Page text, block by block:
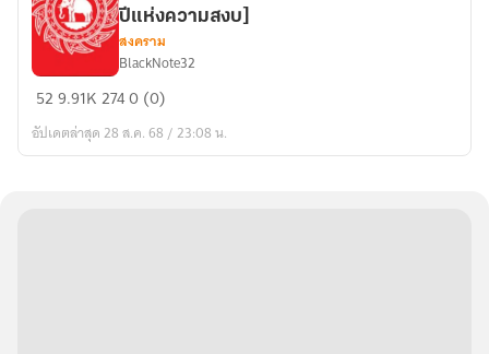
การ
ผงาด
ของ
จักรพรรดิ
เปลี่ยนแปลง
ในปี
ปีแห่งความสงบ]
สงคราม
BlackNote32
529.91K2740 (0)
อัปเดตล่าสุด 28 ส.ค. 68 / 23:08 น.